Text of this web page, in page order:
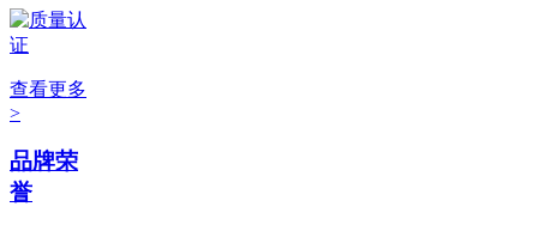
查看更多
>
品牌荣
誉